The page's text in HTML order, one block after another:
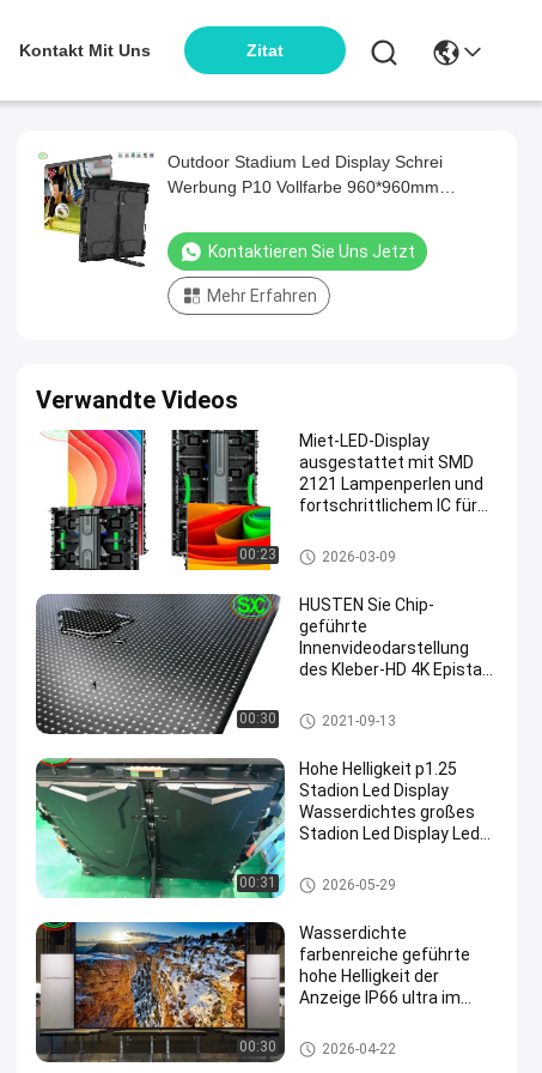
Kontakt Mit Uns Zitat
Outdoor Stadium Led Display Schrei
Werbung P10 Vollfarbe 960*960mm
Kontaktieren Sie Uns Jetzt
Mehr Erfahren
Verwandte Videos
00:23
Miet-LED-Display
ausgestattet mit SMD
2121 Lampenperlen und
fortschrittlichem IC für
Innenwerbung und auf
digitalen Werbetafeln
Vermietung LED-Anzeige
2026-03-09
00:30
HUSTEN Sie Chip-
geführte
Innenvideodarstellung
des Kleber-HD 4K Epistar
GOB führte Anzeige
2021-09-13
00:31
Hohe Helligkeit p1.25
Stadion Led Display
Wasserdichtes großes
Stadion Led Display Led
Fußballfeld
Stadion LED-Anzeige
2026-05-29
00:30
Wasserdichte
farbenreiche geführte
hohe Helligkeit der
Anzeige IP66 ultra im
Eisens 6500cd/m2 oder
Aluminiumkabinett
Draußen Farbe Led Anzeige
2026-04-22